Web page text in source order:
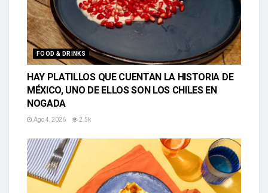
FOOD & DRINKS
HAY PLATILLOS QUE CUENTAN LA HISTORIA DE
MÉXICO, UNO DE ELLOS SON LOS CHILES EN
NOGADA
Ago 4, 2026 2.5k